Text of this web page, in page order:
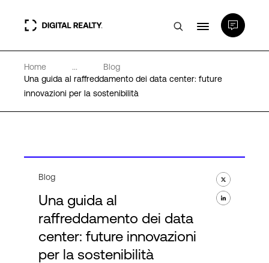
Data center
PlatformDIGITAL®
Chi Siamo
Home ...
Blog
Una guida al raffreddamento dei data center: future
innovazioni per la sostenibilità
Blog
Una guida al
raffreddamento dei data
center: future innovazioni
per la sostenibilità